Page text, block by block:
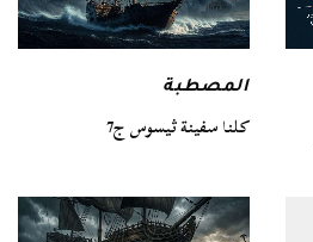
المصطبة
كلنا سفينة ثيسوس ج7